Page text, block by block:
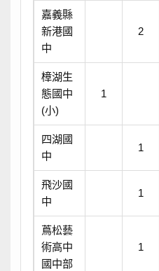
嘉義縣
新港國
中
2
樟湖生
態國中
(小)
1
四湖國
中
1
飛沙國
中
1
蔦松藝
術高中
國中部
1